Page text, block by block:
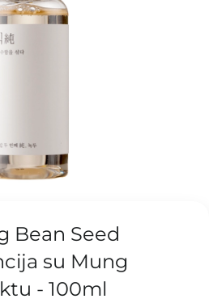
Bean Seed
su Mung
- 100ml